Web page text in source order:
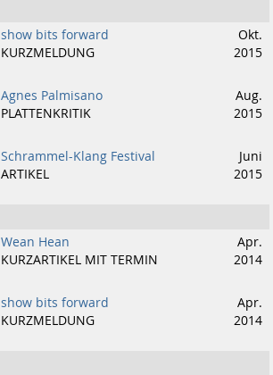
show bits forward
KURZMELDUNG
Okt.
2015
Agnes Palmisano
PLATTENKRITIK
Aug.
2015
Schrammel-Klang Festival
ARTIKEL
Juni
2015
Wean Hean
KURZARTIKEL MIT TERMIN
Apr.
2014
show bits forward
KURZMELDUNG
Apr.
2014